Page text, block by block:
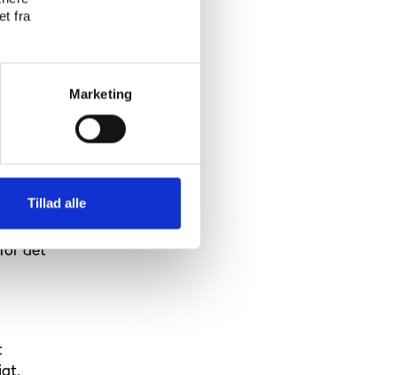
fra
Marketing
Tillad alle
på
det